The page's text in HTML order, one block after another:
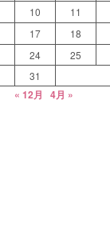
10 11
17 18
24 25
31
« 12月 4月 »